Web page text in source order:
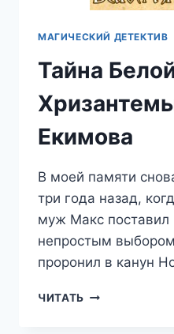
МАГИЧЕСКИЙ ДЕТЕКТИВ
Тайна
Екимова
В моей памяти
три года назад,
муж Макс поставил
непростым
проронил в канун
ЧИТАТЬ ТАЙНА